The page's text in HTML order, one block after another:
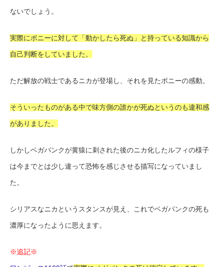
ないでしょう。
実際にボニーに対して「動かしたら死ぬ」と持っている知識から
自己判断をしていました。
ただ解放の戦士であるニカが登場し、それを見たボニーの感動。
そういったものがある中で味方側の誰かが死ぬというのも違和感
がありました。
しかしベガパンクが黄猿に刺された後のニカ化したルフィの様子
は今までとは少し違って恐怖を感じさせる描写になっていまし
た。
シリアスなニカというスタンスが見え、これでベガパンクの死も
濃厚になったように思えます。
※追記※